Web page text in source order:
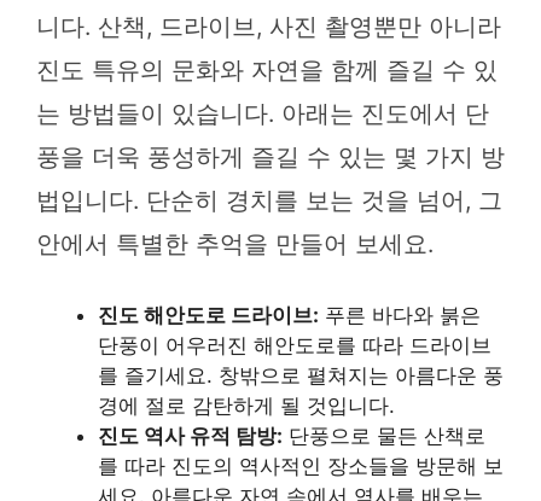
니다. 산책, 드라이브, 사진 촬영뿐만 아니라
진도 특유의 문화와 자연을 함께 즐길 수 있
는 방법들이 있습니다. 아래는 진도에서 단
풍을 더욱 풍성하게 즐길 수 있는 몇 가지 방
법입니다. 단순히 경치를 보는 것을 넘어, 그
안에서 특별한 추억을 만들어 보세요.
진도 해안도로 드라이브: 푸른 바다와 붉은
단풍이 어우러진 해안도로를 따라 드라이브
를 즐기세요. 창밖으로 펼쳐지는 아름다운 풍
경에 절로 감탄하게 될 것입니다.
진도 역사 유적 탐방: 단풍으로 물든 산책로
를 따라 진도의 역사적인 장소들을 방문해 보